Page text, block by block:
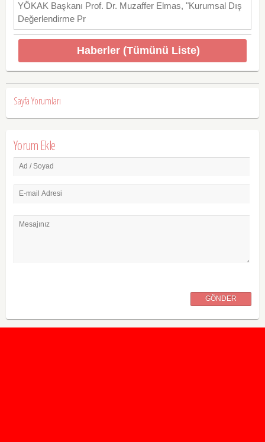
YÖKAK Başkanı Prof. Dr. Muzaffer Elmas, "Kurumsal Dış
Değerlendirme Pr
Haberler (Tümünü Liste)
Sayfa Yorumları
Yorum Ekle
Ad / Soyad
E-mail Adresi
Mesajınız
GÖNDER